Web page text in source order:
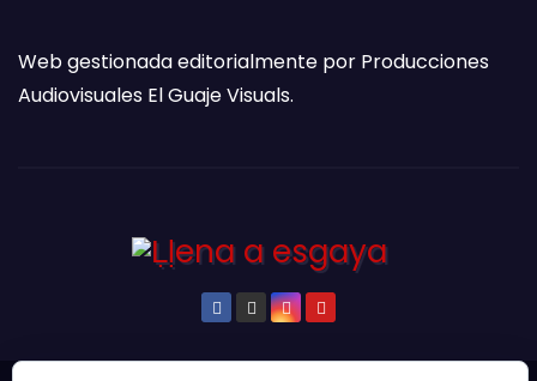
Web gestionada editorialmente por Producciones
Audiovisuales El Guaje Visuals.